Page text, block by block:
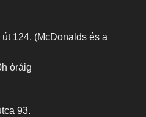
124. (McDonalds és a
óráig
93.